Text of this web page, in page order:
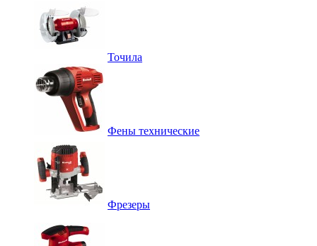
Точила
Фены технические
Фрезеры